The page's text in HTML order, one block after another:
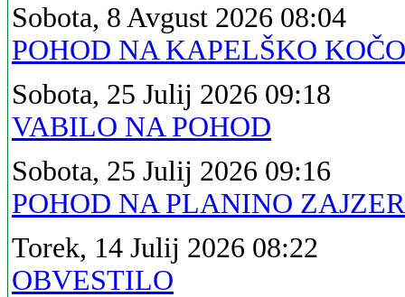
Sobota, 8 Avgust 2026 08:04
POHOD NA KAPELŠKO KOČO
Sobota, 25 Julij 2026 09:18
VABILO NA POHOD
Sobota, 25 Julij 2026 09:16
POHOD NA PLANINO
Torek, 14 Julij 2026 08:22
OBVESTILO